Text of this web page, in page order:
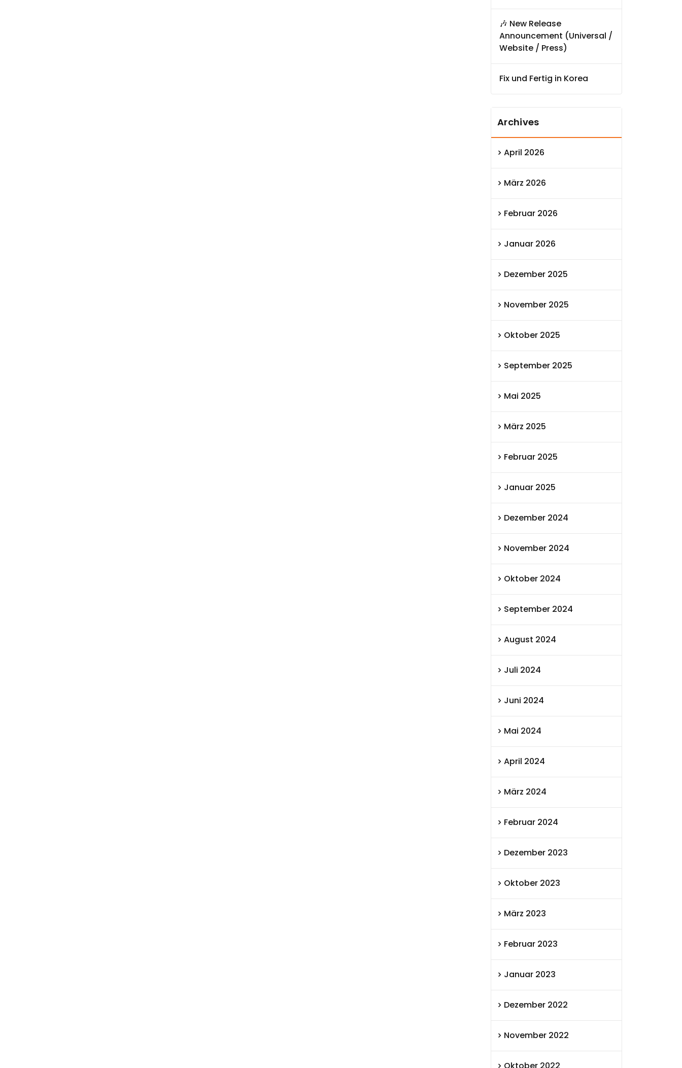
🎶 New Release
Announcement (Universal /
Website / Press)
Fix und Fertig in Korea
Archives
April 2026
März 2026
Februar 2026
Januar 2026
Dezember 2025
November 2025
Oktober 2025
September 2025
Mai 2025
März 2025
Februar 2025
Januar 2025
Dezember 2024
November 2024
Oktober 2024
September 2024
August 2024
Juli 2024
Juni 2024
Mai 2024
April 2024
März 2024
Februar 2024
Dezember 2023
Oktober 2023
März 2023
Februar 2023
Januar 2023
Dezember 2022
November 2022